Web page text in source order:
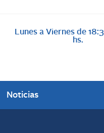
Lunes a Viernes de
hs.
AL AIRE cada vez
Nacional
Noticias